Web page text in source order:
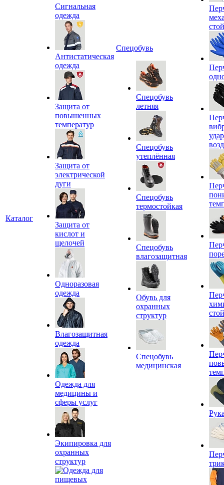
Каталог
Сигнальная
одежда
Антистатическая
одежда
Защита от
повышенных
температур
Защита от
электрической
дуги
Защита от
кислот и
щелочей
Одноразовая
одежда
Влагозащитная
одежда
Одежда для
медицины и
сферы услуг
Экипировка для
охранных
структур
Спецобувь
Спецобувь
летняя
Спецобувь
утеплённая
Спецобувь
термостойкая
Спецобувь
влагозащитная
Обувь для
охранных
структур
Спецобувь
медицинская